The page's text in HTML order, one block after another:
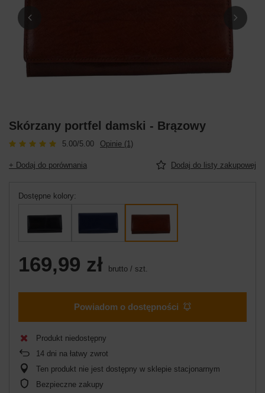
Skórzany portfel damski - Brązowy
5.00/5.00 Opinie (1)
+ Dodaj do porównania Dodaj do listy zakupowej
Dostępne kolory
169,99 zł brutto / szt.
Powiadom o dostępności
Produkt niedostępny
14 dni na łatwy zwrot
Ten produkt nie jest dostępny w sklepie stacjonarnym
Bezpieczne zakupy